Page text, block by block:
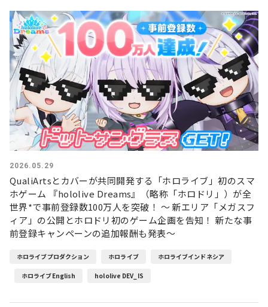
2026.05.29
QualiArtsとカバーが共同開発する「ホロライブ」初のスマ
ホゲーム 『hololive Dreams』（略称「ホロドリ」）が全
世界*で事前登録数100万人を突破！ ～ 新エリア「メガスフ
ィア」の公開とホロドリ初のゲーム企画を告知！ 新たな事
前登録キャンペーンの追加報酬も発表～
ホロライブプロダクション ホロライブ ホロライブインドネシア
ホロライブEnglish hololive DEV_IS